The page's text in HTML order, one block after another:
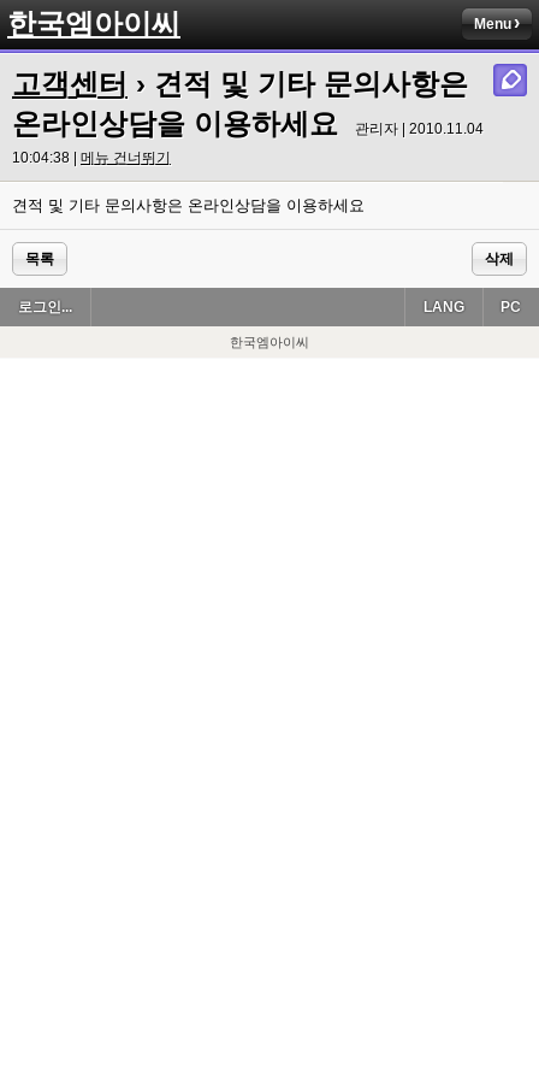
한국엠아이씨 Menu
고객센터 › 견적 및 기타 문의사항은
온라인상담을 이용하세요
관리자 | 2010.11.04
10:04:38 | 메뉴 건너뛰기
견적 및 기타 문의사항은 온라인상담을 이용하세요
목록 삭제
로그인... PC
LANG
한국엠아이씨